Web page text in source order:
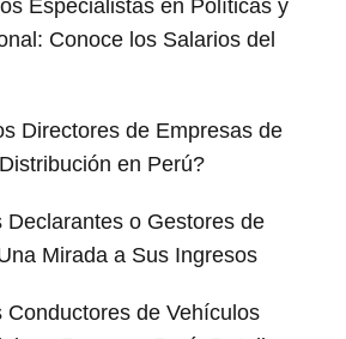
Especialistas en Políticas y
Conoce los Salarios del
Directores de Empresas de
en Perú?
Declarantes o Gestores de
Mirada a Sus Ingresos
Conductores de Vehículos